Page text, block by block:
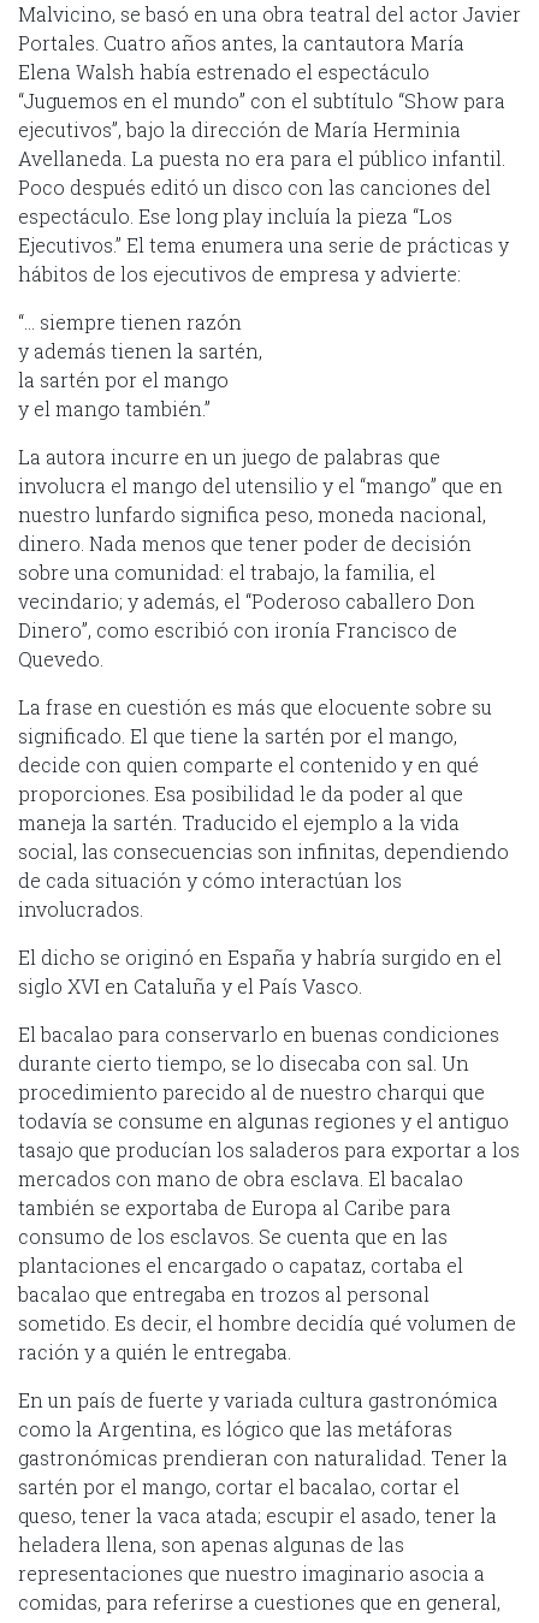
Malvicino, se basó en una obra teatral del actor Javier
Portales. Cuatro años antes, la cantautora María
Elena Walsh había estrenado el espectáculo
“Juguemos en el mundo” con el subtítulo “Show para
ejecutivos”, bajo la dirección de María Herminia
Avellaneda. La puesta no era para el público infantil.
Poco después editó un disco con las canciones del
espectáculo. Ese long play incluía la pieza “Los
Ejecutivos.” El tema enumera una serie de prácticas y
hábitos de los ejecutivos de empresa y advierte:
“… siempre tienen razón
y además tienen la sartén,
la sartén por el mango
y el mango también.”
La autora incurre en un juego de palabras que
involucra el mango del utensilio y el “mango” que en
nuestro lunfardo significa peso, moneda nacional,
dinero. Nada menos que tener poder de decisión
sobre una comunidad: el trabajo, la familia, el
vecindario; y además, el “Poderoso caballero Don
Dinero”, como escribió con ironía Francisco de
Quevedo.
La frase en cuestión es más que elocuente sobre su
significado. El que tiene la sartén por el mango,
decide con quien comparte el contenido y en qué
proporciones. Esa posibilidad le da poder al que
maneja la sartén. Traducido el ejemplo a la vida
social, las consecuencias son infinitas, dependiendo
de cada situación y cómo interactúan los
involucrados.
El dicho se originó en España y habría surgido en el
siglo XVI en Cataluña y el País Vasco.
El bacalao para conservarlo en buenas condiciones
durante cierto tiempo, se lo disecaba con sal. Un
procedimiento parecido al de nuestro charqui que
todavía se consume en algunas regiones y el antiguo
tasajo que producían los saladeros para exportar a los
mercados con mano de obra esclava. El bacalao
también se exportaba de Europa al Caribe para
consumo de los esclavos. Se cuenta que en las
plantaciones el encargado o capataz, cortaba el
bacalao que entregaba en trozos al personal
sometido. Es decir, el hombre decidía qué volumen de
ración y a quién le entregaba.
En un país de fuerte y variada cultura gastronómica
como la Argentina, es lógico que las metáforas
gastronómicas prendieran con naturalidad. Tener la
sartén por el mango, cortar el bacalao, cortar el
queso, tener la vaca atada; escupir el asado, tener la
heladera llena, son apenas algunas de las
representaciones que nuestro imaginario asocia a
comidas, para referirse a cuestiones que en general,